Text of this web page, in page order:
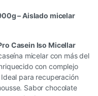
– Aislado micelar
Casein Iso Micellar
micelar con más del
con complejo
para recuperación
Sabor chocolate